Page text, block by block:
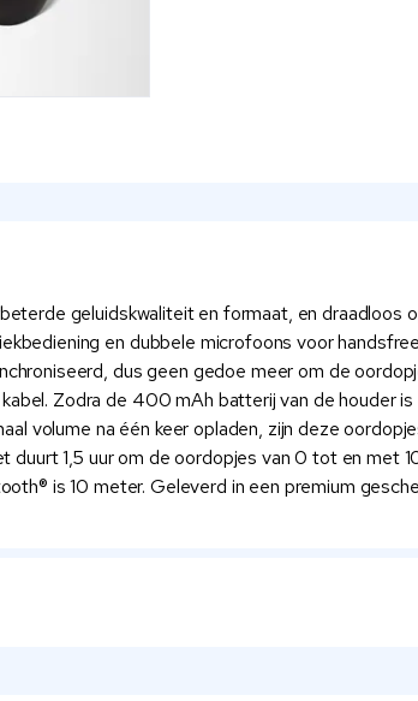
geluidskwaliteit en formaat, en draadloos
en dubbele microfoons voor
dus geen gedoe meer om de
Zodra de 400 mAh batterij van de houder
volume na één keer opladen, zijn deze
1,5 uur om de oordopjes van 0 tot en met
is 10 meter. Geleverd in een premium